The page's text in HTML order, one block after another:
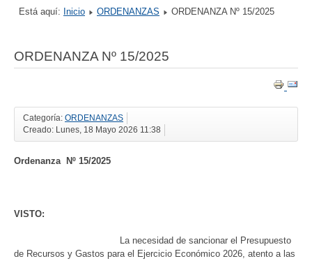
Está aquí: Inicio ORDENANZAS ORDENANZA Nº 15/2025
ORDENANZA Nº 15/2025
Categoría: ORDENANZAS
Creado: Lunes, 18 Mayo 2026 11:38
Ordenanza Nº 15/2025
VISTO:
La necesidad de sancionar el Presupuesto
de Recursos y Gastos para el Ejercicio Económico 2026, atento a las